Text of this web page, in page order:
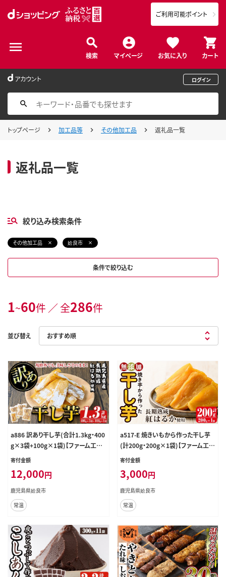
検索 マイページ お気に入り カート
ご利用可能ポイント
アカウント ログイン
トップページ 加工品等 その他加工品 返礼品一覧
返礼品一覧
絞り込み検索条件
その他加工品 姶良市
条件で絞り込む
1~60件 ／ 全286件
並び替え
a886 訳あり干し芋(合計1.3kg・400
g×3袋+100g×1袋)【ファーム工房】
姶良市 国産 鹿児島県産 長期熟成
焼芋 焼き芋 着色料・保存料不使用
無添加 スイーツ おやつ 常温 常温保
存 規格外
寄付金額
12,000円
鹿児島県姶良市
常温
a517-E 焼きいもから作った干し芋
(計200g・200g×1袋)【ファーム工
房】姶良市 国産 鹿児島県産 長期熟
ツマイモ 焼芋 焼き芋 着色料・保存
料不使用 無添加 スイーツ おやつ 常
温 常温保存
寄付金額
3,000円
鹿児島県姶良市
常温